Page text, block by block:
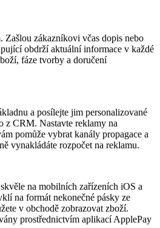
Zašlou zákazníkovi včas dopis nebo
obdrží aktuální informace v každé
fáze tvorby a doručení
a posílejte jim personalizované
z CRM. Nastavte reklamy na
pomůže vybrat kanály propagace a
vynakládáte rozpočet na reklamu.
na mobilních zařízeních iOS a
na formát nekonečné pásky ze
v obchodě zobrazovat zboží.
prostřednictvím aplikací ApplePay